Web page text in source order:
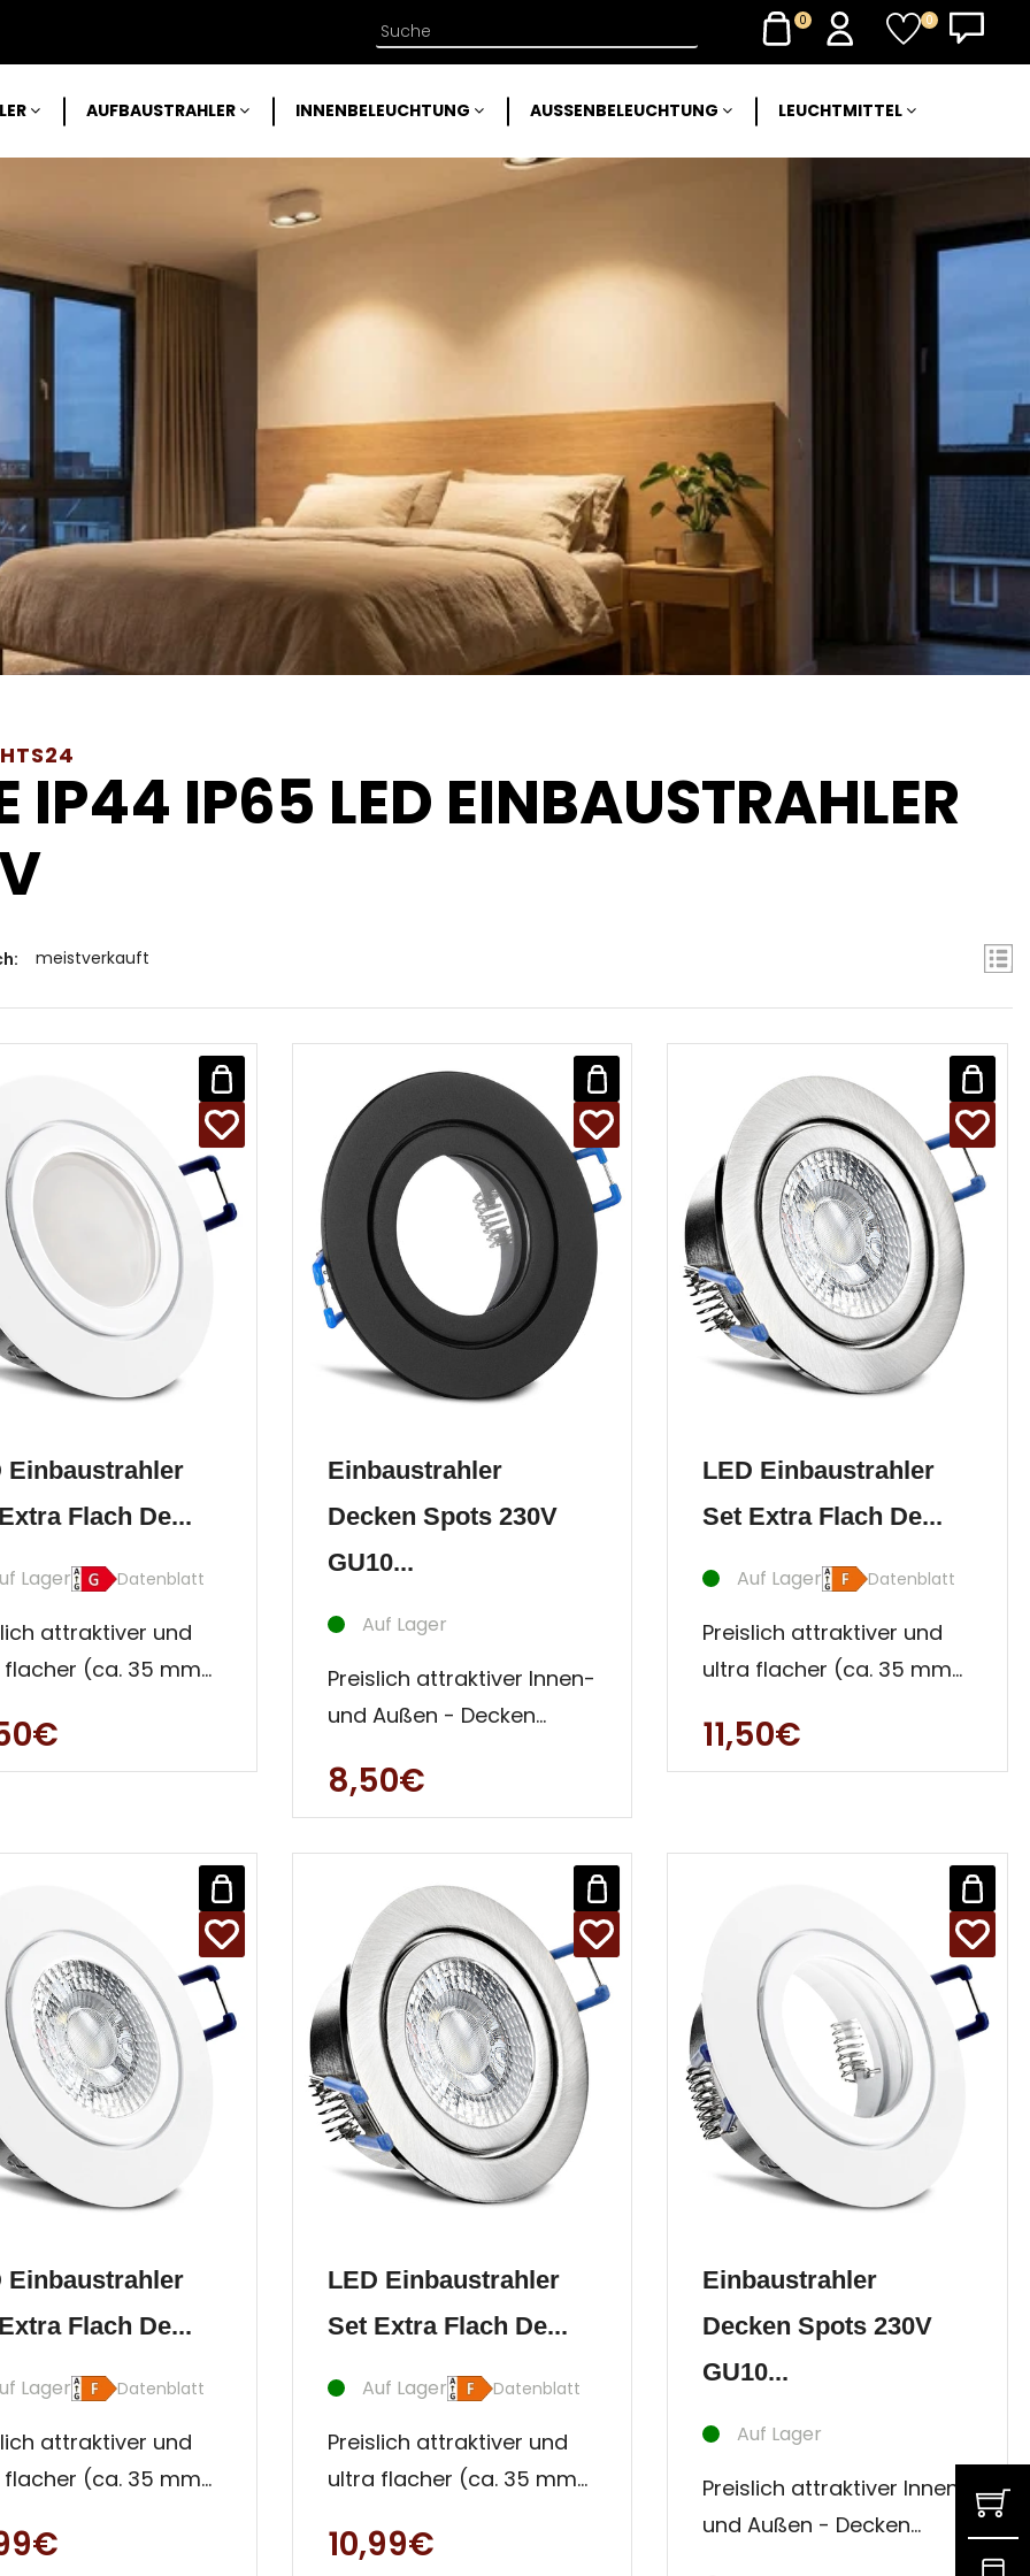
0 0
AUFBAUSTRAHLER INNENBELEUCHTUNG AUSSENBELEUCHTUNG LEUCHTMITTEL
IP44 IP65 LED EINBAUSTRAHLER
meistverkauft
Einbaustrahler
Flach De...
Lager Datenblatt
attraktiver und
flacher (ca. 35 mm)
Strahler. Diese
Einbaustrahler
Decken Spots 230V
GU10...
Auf Lager
Preislich attraktiver Innen-
und Außen - Decken
Einbauleuchte ist
besonders für Auße
8,50€
LED Einbaustrahler
Set Extra Flach De...
Auf Lager Datenblatt
Preislich attraktiver und
ultra flacher (ca. 35 mm)
Decken Strahler. Diese
Einbau
11,50€
Einbaustrahler
Flach De...
Lager Datenblatt
attraktiver und
flacher (ca. 35 mm)
Strahler. Diese
LED Einbaustrahler
Set Extra Flach De...
Auf Lager Datenblatt
Preislich attraktiver und
ultra flacher (ca. 35 mm)
Decken Strahler. Diese
10,99€
Einbaustrahler
Decken Spots 230V
GU10...
Auf Lager
Preislich attraktiver Innen-
und Außen - Decken